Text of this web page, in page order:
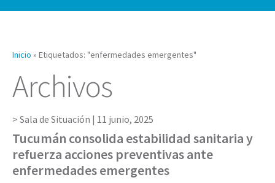
Inicio » Etiquetados: "enfermedades emergentes"
Archivos
Sala de Situación | 11 junio, 2025
Tucumán consolida estabilidad sanitaria y
refuerza acciones preventivas ante
enfermedades emergentes